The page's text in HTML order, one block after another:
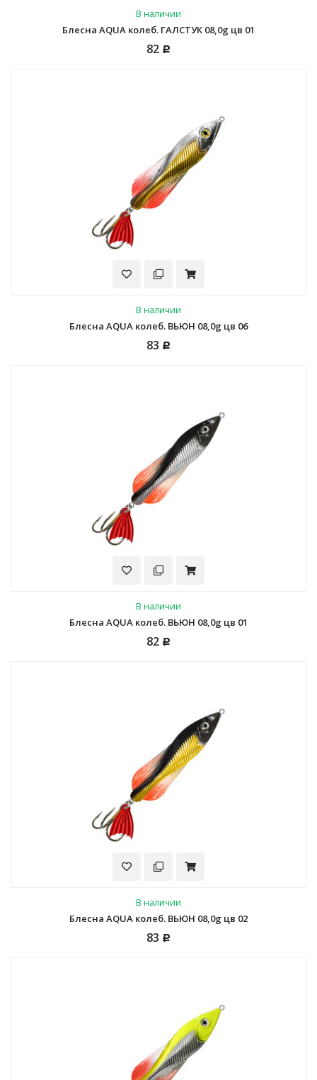
В наличии
Блесна AQUA колеб. ГАЛСТУК 08,0g цв 01
82 Р
В наличии
Блесна AQUA колеб. ВЬЮН 08,0g цв 06
83 Р
В наличии
Блесна AQUA колеб. ВЬЮН 08,0g цв 01
82 Р
В наличии
Блесна AQUA колеб. ВЬЮН 08,0g цв 02
83 Р